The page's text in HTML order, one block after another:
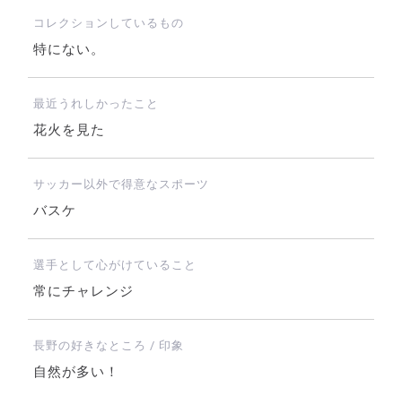
コレクションしているもの
特にない。
最近うれしかったこと
花火を見た
サッカー以外で得意なスポーツ
バスケ
選手として心がけていること
常にチャレンジ
長野の好きなところ / 印象
自然が多い！